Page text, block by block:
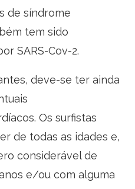
de síndrome
tem sido
SARS-Cov-2.
deve-se ter ainda
Os surfistas
de todas as idades e,
considerável de
e/ou com alguma